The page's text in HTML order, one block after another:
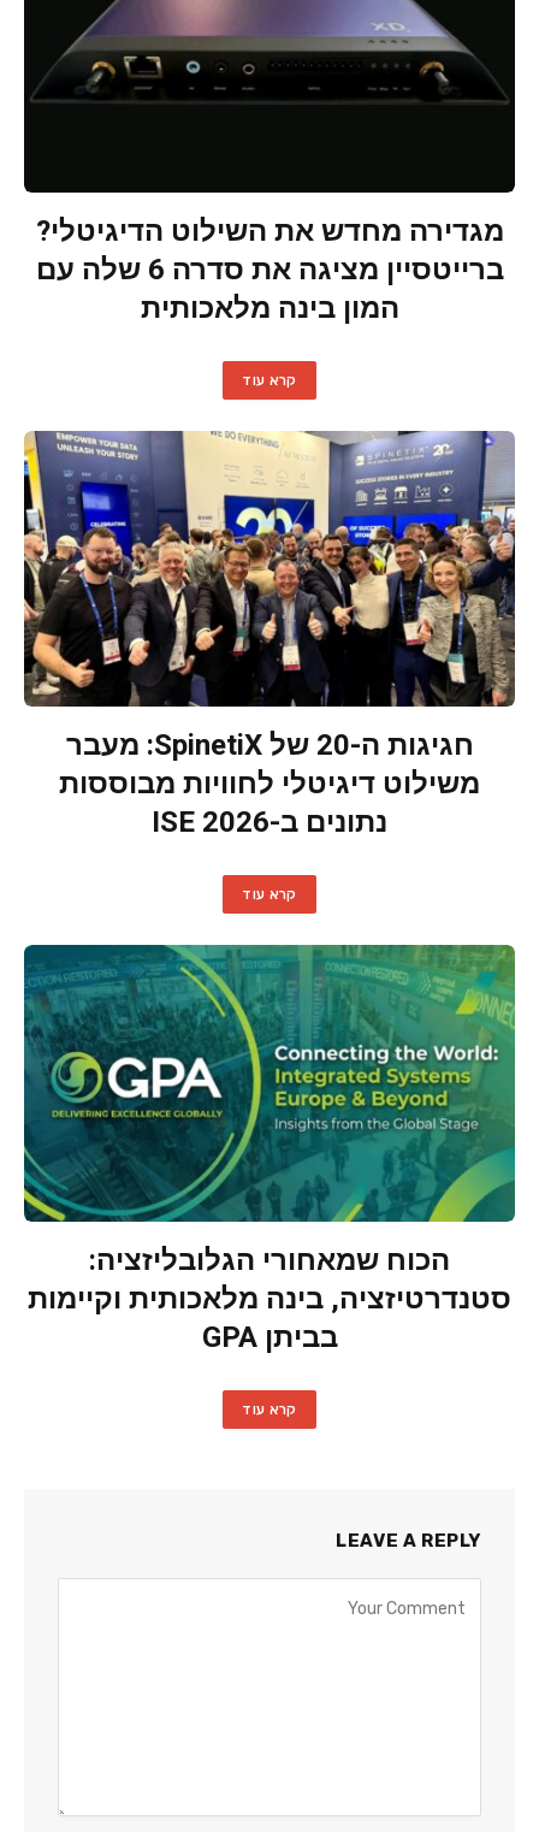
מגדירה מחדש את השילוט הדיגיטלי?
ברייטסיין מציגה את סדרה 6 שלה עם
המון בינה מלאכותית
קרא עוד
חגיגות ה-20 של SpinetiX: מעבר
משילוט דיגיטלי לחוויות מבוססות
נתונים ב-ISE 2026
קרא עוד
הכוח שמאחורי הגלובליזציה:
סטנדרטיזציה, בינה מלאכותית וקיימות
בביתן GPA
קרא עוד
LEAVE A REPLY